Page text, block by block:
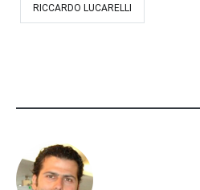
RICCARDO LUCARELLI